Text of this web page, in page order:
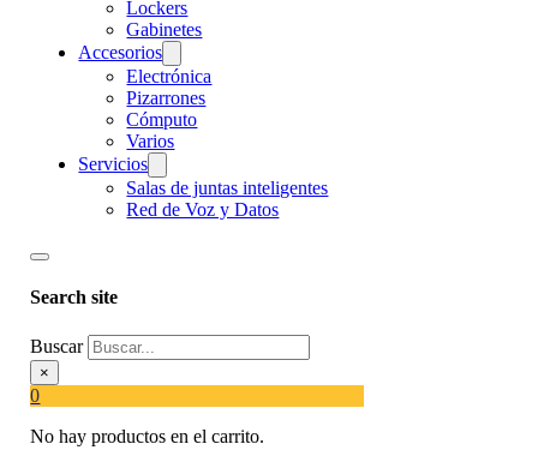
Lockers
Gabinetes
Accesorios
Electrónica
Pizarrones
Cómputo
Varios
Servicios
Salas de juntas inteligentes
Red de Voz y Datos
Search site
Buscar
×
0
No hay productos en el carrito.